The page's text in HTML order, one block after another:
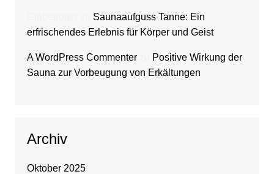
Saunaaufguss Tanne: Ein
erfrischendes Erlebnis für Körper und Geist
A WordPress Commenterzu
Positive Wirkung der
Sauna zur Vorbeugung von Erkältungen
Archiv
Oktober 2025